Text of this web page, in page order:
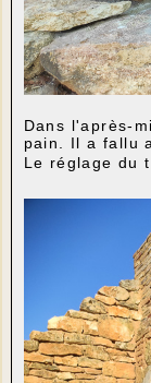
Dans l'après-
pain. Il a fallu
Le réglage du